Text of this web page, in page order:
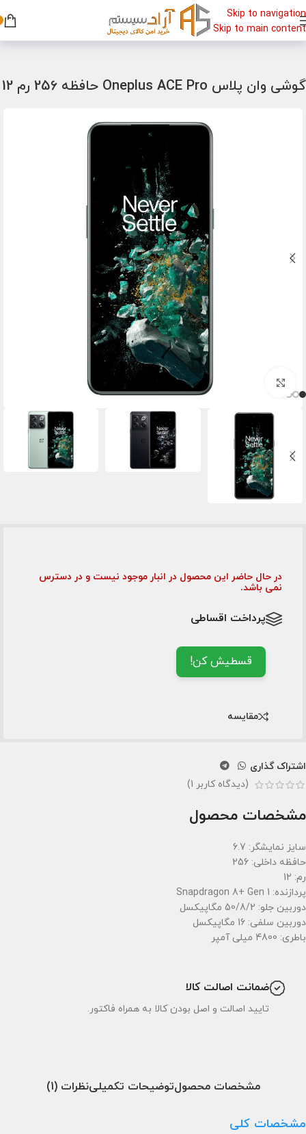
Skip to navigation
Skip to main content
خانه/گوشی/ گوشی گیمینگ
گوشی وان پلاس Oneplus ACE Pro حافظه 256 رم 12
برای بزرگنمایی کلیک کنید
در حال حاضر این محصول در انبار موجود نیست و در دسترس
نمی باشد.
پرداخت اقساطی
قسطیش کن!
مقایسه
اشتراک گذاری
(دیدگاه کاربر 1
)
مشخصات محصول
سایز نمایشگر: 6.7
حافظه داخلی: 256
رم: 12
پردازنده: Snapdragon 8+ Gen 1
دوربین جلو: 50/8/2 مگاپیکسل
دوربین سلفی: 16 مگاپیکسل
باطری: 4800 میلی آمپر
ضمانت اصالت کالا
تایید اصالت و اصل بودن کالا به همراه فاکتور.
مشخصات محصولتوضیحات تکمیلینظرات (1)
مشخصات کلی